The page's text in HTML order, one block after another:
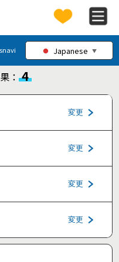
Japanese ▼
： 4
変更
変更
変更
変更